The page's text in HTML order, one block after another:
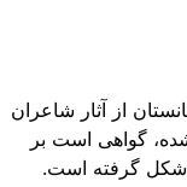
از آثار شاعران
گواهی است بر
گرفته است.